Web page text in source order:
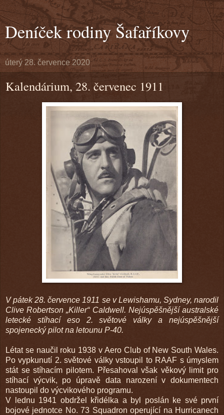
Deníček rodiny Šafaříkovy
úterý 28. července 2020
Kalendárium, 28. červenec 1911
V pátek 28. července 1911 se v Lewishamu, Sydney, narodil
Clive Robertson „Killer“ Caldwell. Nejúspěšnější australské
letecké stíhací eso 2. světové války a nejúspěšnější
spojenecký pilot na letounu P-40.
Létat se naučil roku 1938 v Aero Club of New South Wales.
Po vypkunutí 2. světové války vstoupil to RAAF s úmyslem
stát se stíhacím pilotem. Přesahoval však věkový limit pro
stíhací výcvik, po úpravě data narození v dokumentech
nastoupil do výcvikového programu.
V lednu 1941 obdržel křidélka a byl poslán ke své první
bojové jednotce No. 73 Squadron operující na Hurricanech